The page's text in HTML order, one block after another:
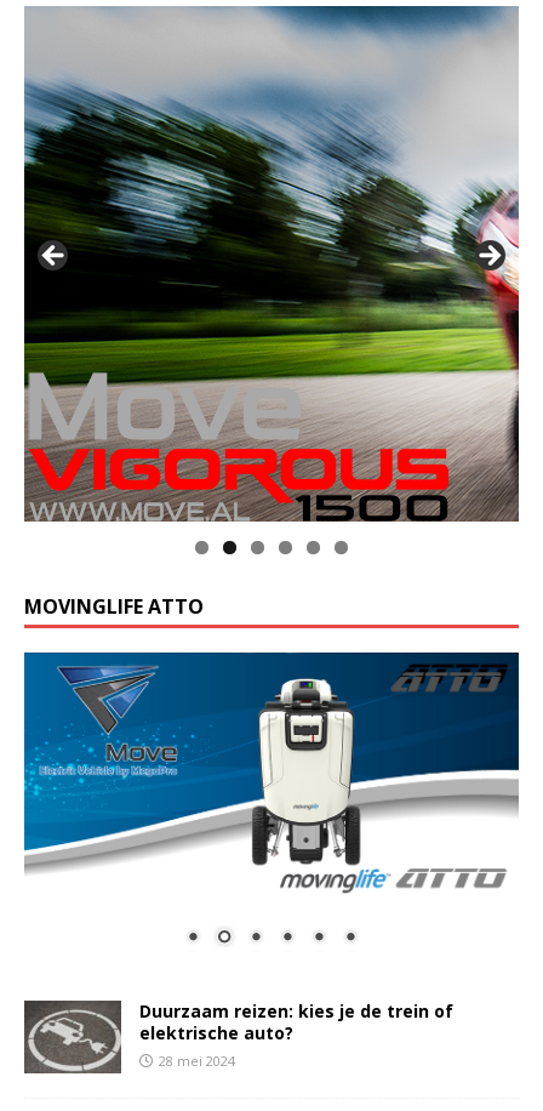
MOVINGLIFE ATTO
Duurzaam reizen: kies je de trein of
elektrische auto?
28 mei 2024